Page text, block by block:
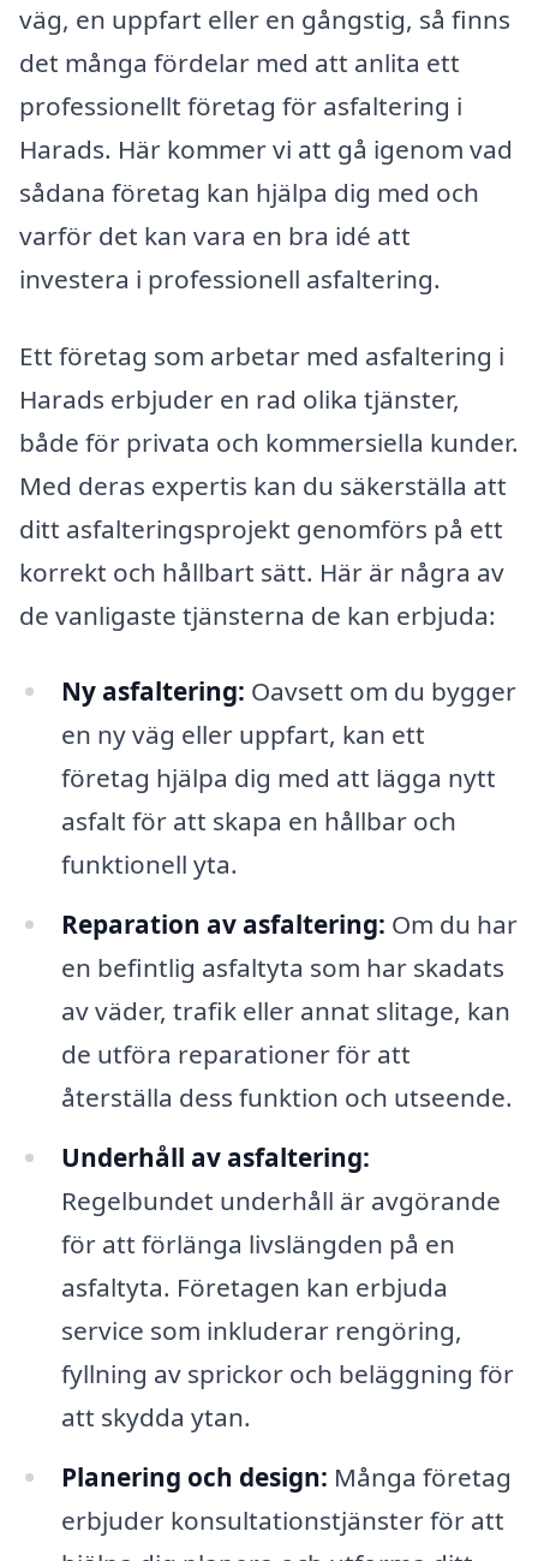
väg, en uppfart eller en gångstig, så finns
det många fördelar med att anlita ett
professionellt företag för asfaltering i
Harads. Här kommer vi att gå igenom vad
sådana företag kan hjälpa dig med och
varför det kan vara en bra idé att
investera i professionell asfaltering.
Ett företag som arbetar med asfaltering i
Harads erbjuder en rad olika tjänster,
både för privata och kommersiella kunder.
Med deras expertis kan du säkerställa att
ditt asfalteringsprojekt genomförs på ett
korrekt och hållbart sätt. Här är några av
de vanligaste tjänsterna de kan erbjuda:
Ny asfaltering: Oavsett om du bygger
en ny väg eller uppfart, kan ett
företag hjälpa dig med att lägga nytt
asfalt för att skapa en hållbar och
funktionell yta.
Reparation av asfaltering: Om du har
en befintlig asfaltyta som har skadats
av väder, trafik eller annat slitage, kan
de utföra reparationer för att
återställa dess funktion och utseende.
Underhåll av asfaltering:
Regelbundet underhåll är avgörande
för att förlänga livslängden på en
asfaltyta. Företagen kan erbjuda
service som inkluderar rengöring,
fyllning av sprickor och beläggning för
att skydda ytan.
Planering och design: Många företag
erbjuder konsultationstjänster för att